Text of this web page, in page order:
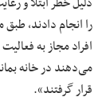
را انجام دادند،
افراد مجاز به
قرار گرفتند».